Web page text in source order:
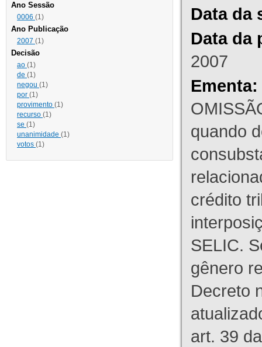
Ano Sessão
0006 (1)
Ano Publicação
2007 (1)
Decisão
ao (1)
de (1)
negou (1)
por (1)
provimento (1)
recurso (1)
se (1)
unanimidade (1)
votos (1)
Data da
Data da
2007
Ementa:
quando
crédito
SELIC.
gênero
Decreto
art. 39